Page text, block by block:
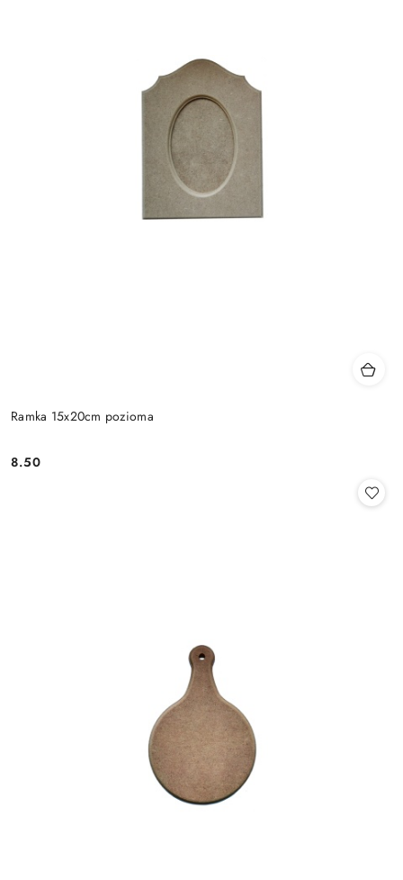
Ramka 15x20cm pozioma
Cena:
8.50